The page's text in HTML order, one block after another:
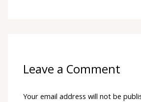
Leave a Comment
Your email address will not be